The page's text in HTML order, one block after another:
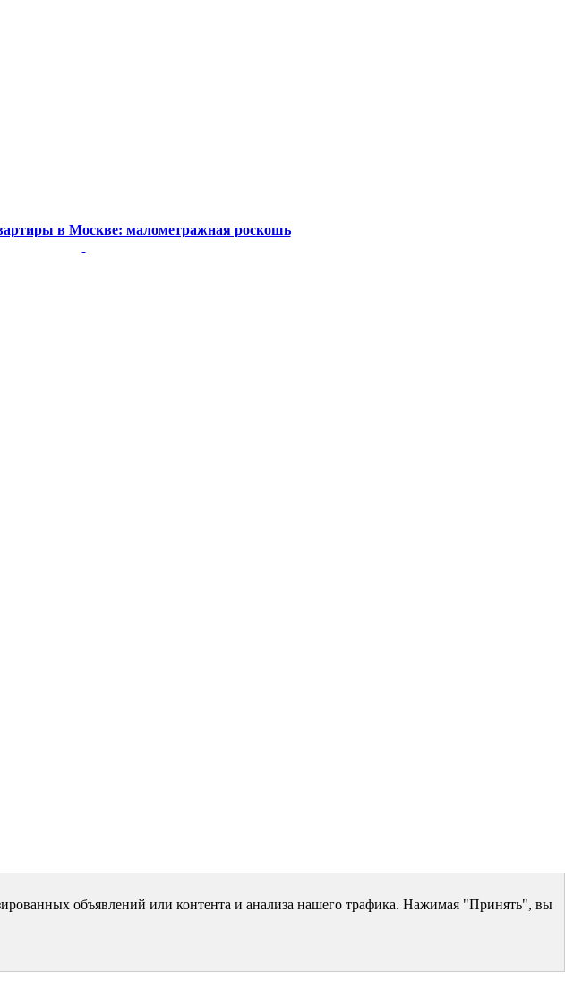
в Москве: малометражная роскошь
объявлений или контента и анализа нашего трафика. Нажимая "Принять", вы